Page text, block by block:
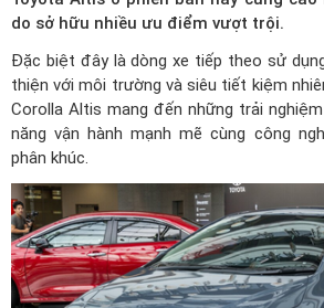
do sở hữu nhiều ưu điểm vượt trội.
Đặc biệt đây là dòng xe tiếp theo sử
thiện với môi trường và siêu tiết kiệm
Corolla Altis mang đến những trải
năng vận hành mạnh mẽ cùng công
phân khúc.